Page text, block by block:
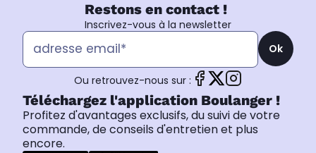
Restons en contact !
Inscrivez-vous à la newsletter
Ok
Ou retrouvez-nous sur :
Téléchargez l'application Boulanger !
Profitez d'avantages exclusifs, du suivi de votre
commande, de conseils d'entretien et plus
encore.